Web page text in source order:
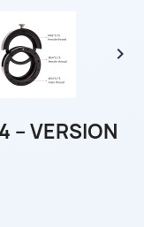

– VERSION